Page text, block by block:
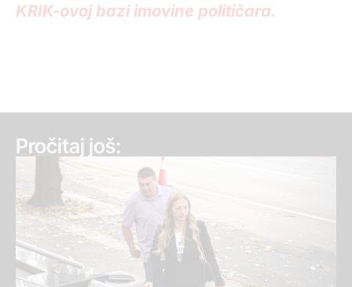
KRIK-ovoj bazi imovine političara.
Pročitaj još: